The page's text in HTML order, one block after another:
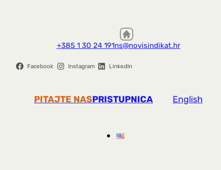
+385 1 30 24 191ns@novisindikat.hr
Facebook Instagram LinkedIn
PITAJTE NASPRISTUPNICA English